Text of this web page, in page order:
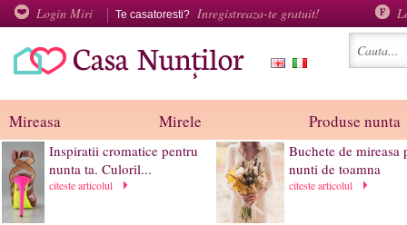
Login Miri Te casatoresti? Inregistreaza-te gratuit!
Mireasa Mirele Produse nunta
Inspiratii cromatice pentru
nunta ta. Culoril...
citeste articolul
Buchete de mireasa
nunti de toamna
citeste articolul